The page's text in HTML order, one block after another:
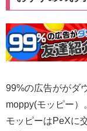
99%の広告ががダ
moppy(モッピー）
モッピーはPeXに